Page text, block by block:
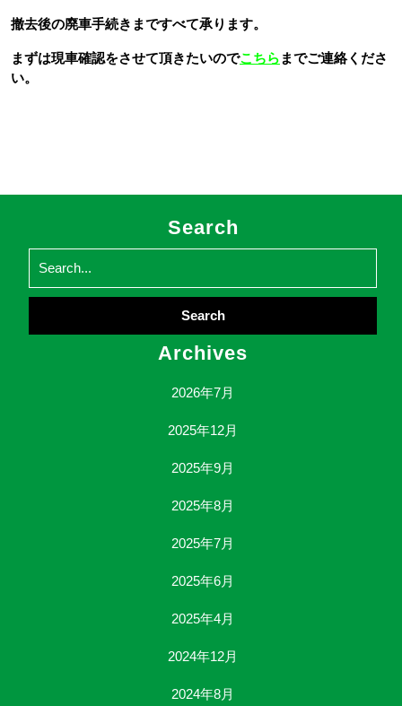
撤去後の廃車手続きまですべて承ります。
まずは現車確認をさせて頂きたいのでこちら までご連絡くださ
い。
Search
for:
Archives
2026年7月
2025年12月
2025年9月
2025年8月
2025年7月
2025年6月
2025年4月
2024年12月
2024年8月